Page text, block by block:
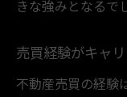
きな強みとなるで
売買経験がキャ
不動産売買の経験